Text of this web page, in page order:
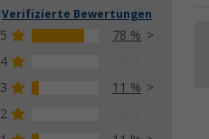
Verifizierte Bewertungen
5
78 %
4
3
11 %
2